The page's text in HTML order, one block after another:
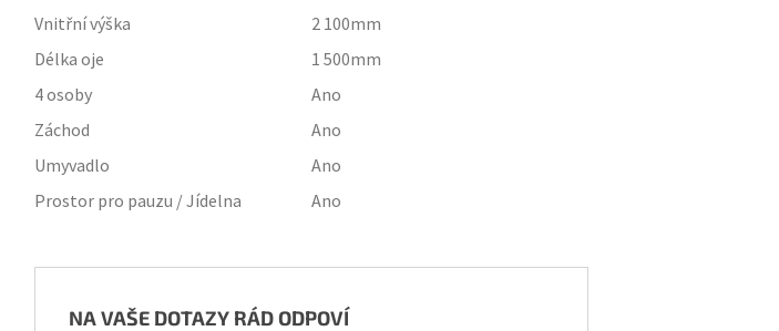
Vnitřní výška
2 100mm
Délka oje
1 500mm
4 osoby
Ano
Záchod
Ano
Umyvadlo
Ano
Prostor pro pauzu / Jídelna
Ano
NA VAŠE DOTAZY RÁD ODPOVÍ